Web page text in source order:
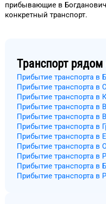
прибывающие в Богданович
конкретный транспорт.
Транспорт рядом
Прибытие транспорта в
Прибытие транспорта в
Прибытие транспорта в
Прибытие транспорта
Прибытие транспорта в
Прибытие транспорта в
Прибытие транспорта в
Прибытие транспорта в
Прибытие транспорта в
Прибытие транспорта в
Прибытие транспорта в